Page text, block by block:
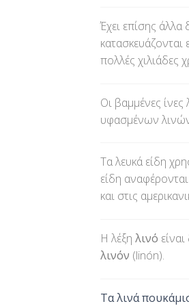
Έχει επίσης άλλα
πολλές χιλιάδες
Οι βαμμένες
υφασμένων
Τα λευκά είδη
είδη
και στις
Η λέξη λινό
λινόν (linón).
Τα λινά